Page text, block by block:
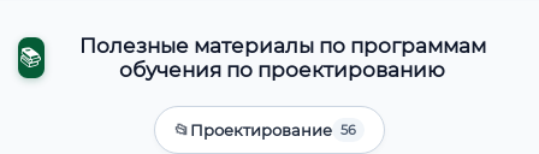
📚
Полезные материалы по программам
обучения по проектированию
📂Проектирование 56